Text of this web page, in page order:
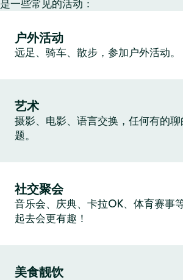
是一些常见的活动：
户外活动
远足、骑车、散步，参加户外活动。
艺术
摄影、电影、语言交换，任何有的
题。
社交聚会
音乐会、庆典、卡拉OK、体育赛事
起去会更有趣！
美食靓饮